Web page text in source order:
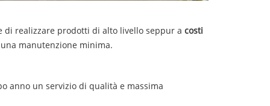
realizzare prodotti di alto livello seppur a costi
manutenzione minima.
anno un servizio di qualità e massima